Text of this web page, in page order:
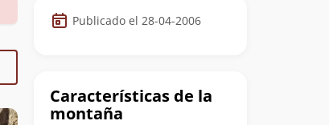
Datos
de
cumbre
Publicado el 28-04-2006
Características de la
montaña